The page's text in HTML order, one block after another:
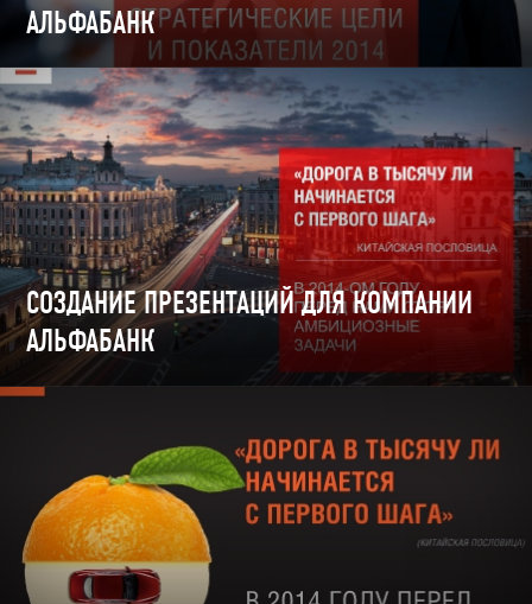
АЛЬФАБАНК
СОЗДАНИЕ ПРЕЗЕНТАЦИЙ ДЛЯ КОМПАНИИ
АЛЬФАБАНК